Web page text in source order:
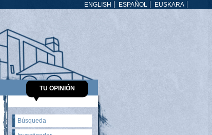
EUSKARA
ESPAÑOL
ENGLISH
TU OPINIÓN
Búsqueda